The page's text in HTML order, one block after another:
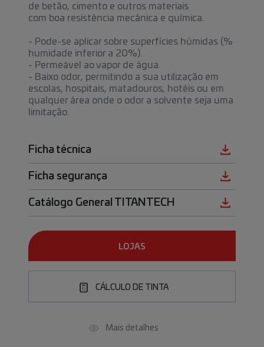
de betão, cimento e outros materiais
com boa resistência mecânica e química.
- Pode-se aplicar sobre superfícies húmidas (%
humidade inferior a 20%).
- Permeável ao vapor de água.
- Baixo odor, permitindo a sua utilização em
escolas, hospitais, matadouros, hotéis ou em
qualquer área onde o odor a solvente seja uma
limitação.
Ficha técnica
Ficha segurança
Catálogo General TITANTECH
LOJAS
CÁLCULO DE TINTA
Mais detalhes